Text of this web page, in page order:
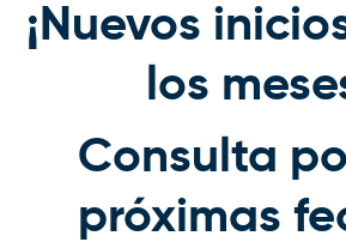
¡Nuevos
los
Consulta
próximas